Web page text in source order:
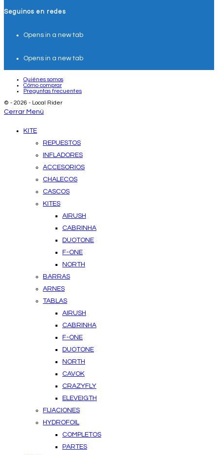
Seguinos en redes
Opens in a new tab
Opens in a new tab
Quiénes somos
Cómo comprar
Preguntas frecuentes
© - 2026 - Local Rider
Cerrar Menú
KITE
REPUESTOS
INFLADORES
ACCESORIOS
CHALECOS
CASCOS
KITES
AIRUSH
CABRINHA
DUOTONE
F-ONE
NORTH
BARRAS
ARNES
TABLAS
AIRUSH
CABRINHA
F-ONE
DUOTONE
NORTH
CAVOK
CRAZYFLY
ELEVEIGTH
FIJACIONES
HYDROFOIL
COMPLETOS
PARTES